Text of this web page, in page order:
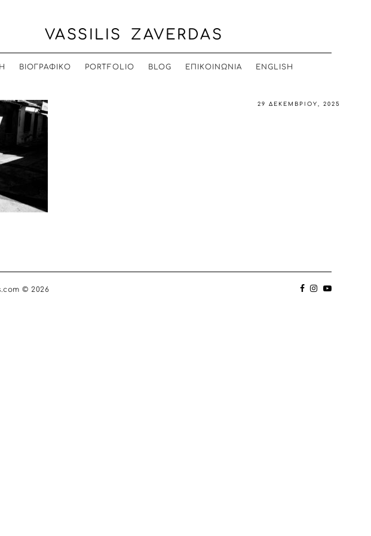
VASSILIS ZAVERDAS
ΒΙΟΓΡΑΦΙΚΟ PORTFOLIO BLOG ΕΠΙΚΟΙΝΩΝΙΑ ENGLISH
29 ΔΕΚΕΜΒΡΊΟΥ, 2025
© 2026